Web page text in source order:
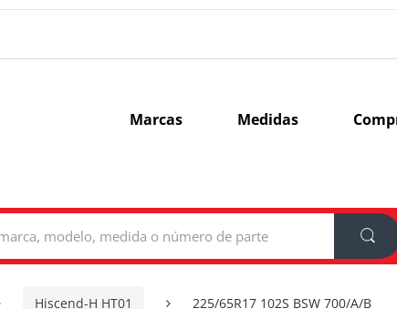
Marcas Medidas
Hiscend-H HT01 225/65R17 102S BSW 700/A/B